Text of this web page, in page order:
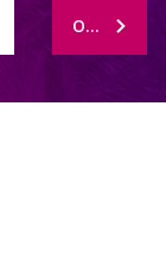
ODEBÍRAT